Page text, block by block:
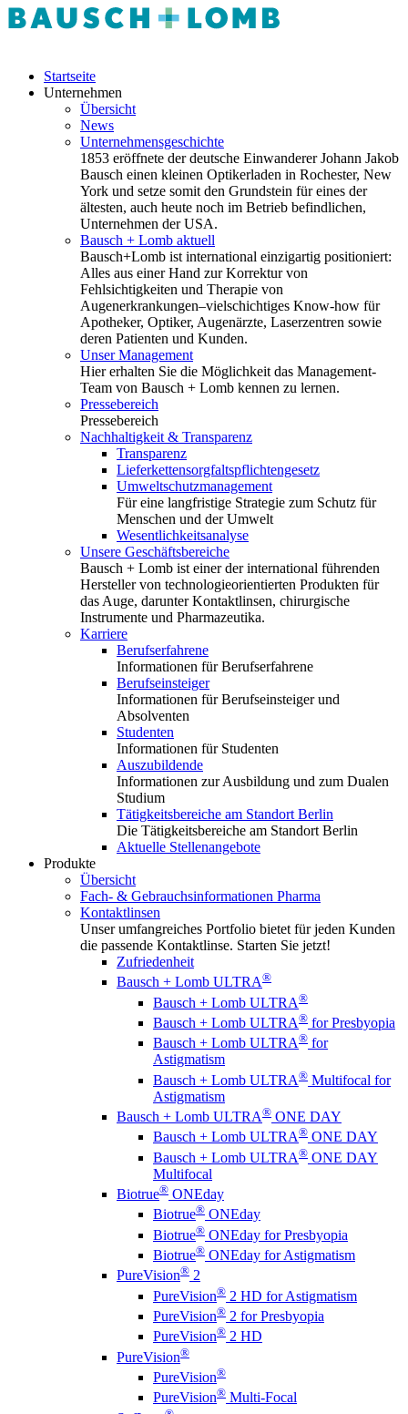
Startseite
Unternehmen
Übersicht
News
Unternehmensgeschichte
1853 eröffnete der deutsche Einwanderer Johann Jakob
Bausch einen kleinen Optikerladen in Rochester, New
York und setze somit den Grundstein für eines der
ältesten, auch heute noch im Betrieb befindlichen,
Unternehmen der USA.
Bausch + Lomb aktuell
Bausch+Lomb ist international einzigartig positioniert:
Alles aus einer Hand zur Korrektur von
Fehlsichtigkeiten und Therapie von
Augenerkrankungen–vielschichtiges Know-how für
Apotheker, Optiker, Augenärzte, Laserzentren sowie
deren Patienten und Kunden.
Unser Management
Hier erhalten Sie die Möglichkeit das Management-
Team von Bausch + Lomb kennen zu lernen.
Pressebereich
Pressebereich
Nachhaltigkeit & Transparenz
Transparenz
Lieferkettensorgfaltspflichtengesetz
Umweltschutzmanagement
Für eine langfristige Strategie zum Schutz für
Menschen und der Umwelt
Wesentlichkeitsanalyse
Unsere Geschäftsbereiche
Bausch + Lomb ist einer der international führenden
Hersteller von technologieorientierten Produkten für
das Auge, darunter Kontaktlinsen, chirurgische
Instrumente und Pharmazeutika.
Karriere
Berufserfahrene
Informationen für Berufserfahrene
Berufseinsteiger
Informationen für Berufseinsteiger und
Absolventen
Studenten
Informationen für Studenten
Auszubildende
Informationen zur Ausbildung und zum Dualen
Studium
Tätigkeitsbereiche am Standort Berlin
Die Tätigkeitsbereiche am Standort Berlin
Aktuelle Stellenangebote
Produkte
Übersicht
Fach- & Gebrauchsinformationen Pharma
Kontaktlinsen
Unser umfangreiches Portfolio bietet für jeden Kunden
die passende Kontaktlinse. Starten Sie jetzt!
Zufriedenheit
Bausch + Lomb ULTRA®
Bausch + Lomb ULTRA®
Bausch + Lomb ULTRA® for Presbyopia
Bausch + Lomb ULTRA® for
Astigmatism
Bausch + Lomb ULTRA® Multifocal for
Astigmatism
Bausch + Lomb ULTRA® ONE DAY
Bausch + Lomb ULTRA® ONE DAY
Bausch + Lomb ULTRA® ONE DAY
Multifocal
Biotrue® ONEday
Biotrue® ONEday
Biotrue® ONEday for Presbyopia
Biotrue® ONEday for Astigmatism
PureVision® 2
PureVision® 2 HD for Astigmatism
PureVision® 2 for Presbyopia
PureVision® 2 HD
PureVision®
PureVision®
PureVision® Multi-Focal